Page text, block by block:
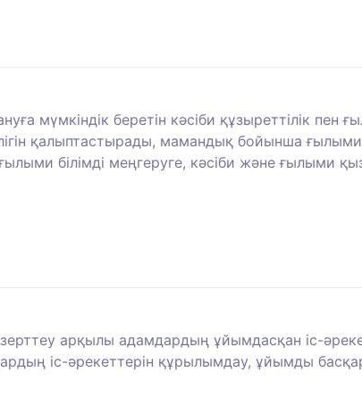
мүмкіндік беретін кәсіби құзыреттілік пен
қалыптастырады, мамандық бойынша
білімді меңгеруге, кәсіби және ғылыми
арқылы адамдардың ұйымдасқан іс-
іс-әрекеттерін құрылымдау, ұйымды